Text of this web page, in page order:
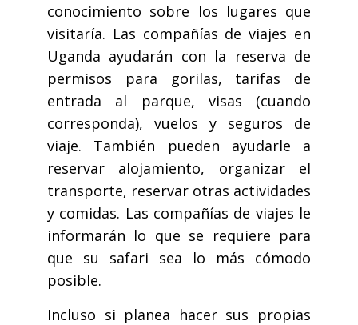
conocimiento sobre los lugares que
visitaría. Las compañías de viajes en
Uganda ayudarán con la reserva de
permisos para gorilas, tarifas de
entrada al parque, visas (cuando
corresponda), vuelos y seguros de
viaje. También pueden ayudarle a
reservar alojamiento, organizar el
transporte, reservar otras actividades
y comidas. Las compañías de viajes le
informarán lo que se requiere para
que su safari sea lo más cómodo
posible.
Incluso si planea hacer sus propias